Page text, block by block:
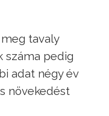
tavaly
száma pedig
adat négy év
növekedést